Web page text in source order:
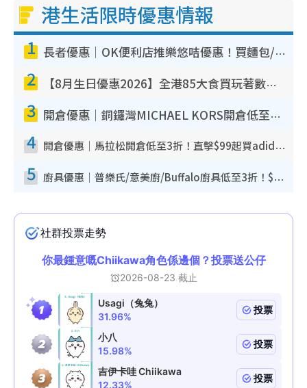
港生活限時優惠情報
1 長者優惠｜OK便利店推樂悠咭優惠！買麵包/牛奶/保健品拍卡即減
2 【8月生日優惠2026】全港85大食買玩著數攻略 自助餐/火鍋放題同行免費＋誠品/DONKI送現金券
3 開倉優惠｜銅鑼灣MICHAEL KORS開倉低至17折！直擊$500起買手袋/銀包/鞋款 必買經典Jet Set系列
4 開倉優惠｜馬拉松開倉低至3折！直擊$99起買adidas／New Balance／Puma鞋款 STANLEY保溫杯劈價至$119起
5 廚具優惠｜普樂氏/意美廚/Buffalo廚具低至3折！$89起買煎鍋／炒鑊／個人鍋 同場小家電激減至$99起